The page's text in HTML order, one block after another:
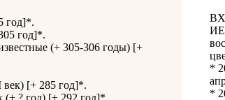
год]*.
год]*.
(+ 305-306 годы) [+
[+ 285 год]*.
*
*